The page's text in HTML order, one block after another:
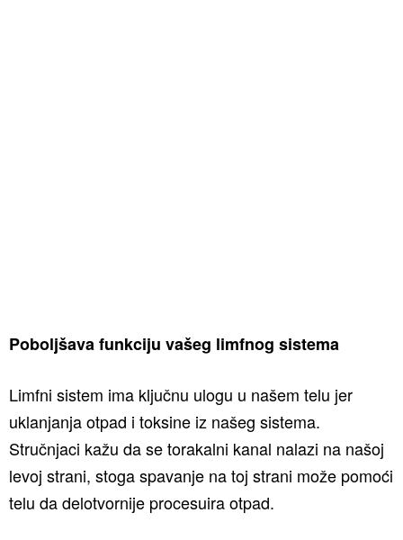
Poboljšava funkciju vašeg limfnog sistema
Limfni sistem ima ključnu ulogu u našem telu jer
uklanjanja otpad i toksine iz našeg sistema.
Stručnjaci kažu da se torakalni kanal nalazi na našoj
levoj strani, stoga spavanje na toj strani može pomoći
telu da delotvornije procesuira otpad.